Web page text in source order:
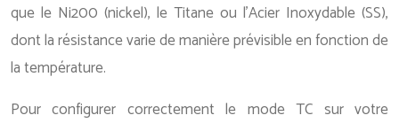
que le Ni200 (nickel), le Titane ou l’Acier Inoxydable (SS),
dont la résistance varie de manière prévisible en fonction de
la température.
Pour configurer correctement le mode TC sur votre